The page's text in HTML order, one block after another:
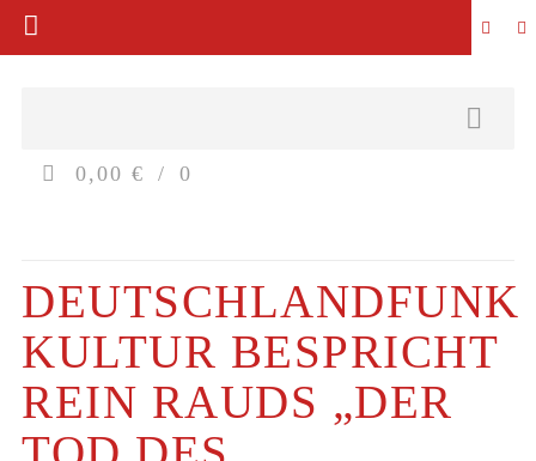
0,00 € 0
DEUTSCHLANDFUNK
KULTUR BESPRICHT
REIN RAUDS „DER